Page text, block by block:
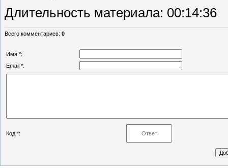
Длительность материала: 00:14:36
Всего комментариев: 0
Имя *:
Email *:
Код *: